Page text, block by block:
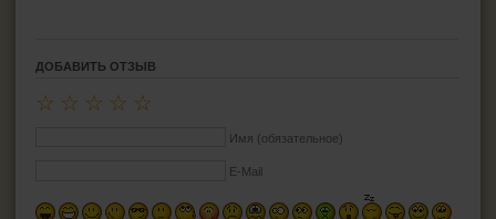
ДОБАВИТЬ ОТЗЫВ
☆
☆
☆
☆
☆
Имя (обязательное)
E-Mail